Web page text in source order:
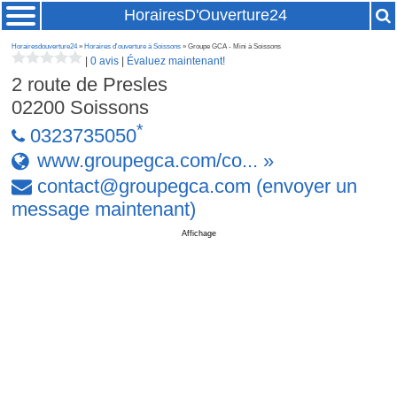
HorairesD'Ouverture24
Horairesdouverture24» Horaires d'ouverture à Soissons » Groupe GCA - Mini à Soissons
|0 avis Évaluez maintenant!
2 route de Presles
02200 Soissons
0323735050*
www.groupegca.com/co... »
contact@groupegca.com (envoyer un
message maintenant)
Affichage